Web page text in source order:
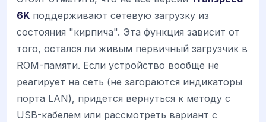
6K поддерживают сетевую загрузку из
состояния "кирпича". Эта функция зависит от
того, остался ли живым первичный загрузчик в
ROM-памяти. Если устройство вообще не
реагирует на сеть (не загораются индикаторы
порта LAN), придется вернуться к методу с
USB-кабелем или рассмотреть вариант с